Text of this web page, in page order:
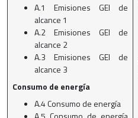
A.1 Emisiones GEI de
alcance 1
A.2 Emisiones GEI de
alcance 2
A.3 Emisiones GEI de
alcance 3
Consumo de energía
A.4 Consumo de energía